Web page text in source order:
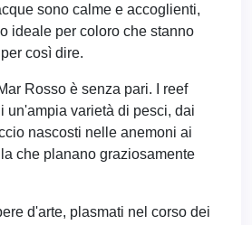
sono calme e accoglienti,
ideale per coloro che stanno
così dire.
Rosso è senza pari. I reef
un'ampia varietà di pesci, dai
nascosti nelle anemoni ai
che planano graziosamente
d'arte, plasmati nel corso dei